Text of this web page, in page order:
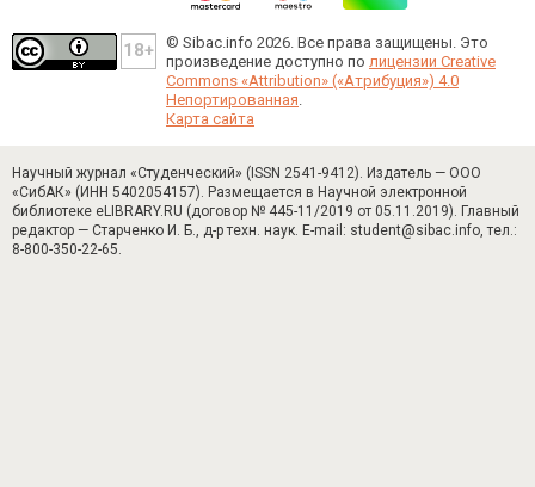
© Sibac.info 2026. Все права защищены. Это
произведение доступно по лицензии Creative
Commons «Attribution» («Атрибуция») 4.0
Непортированная
Карта сайта
Научный журнал «Студенческий» (ISSN 2541-9412). Издатель — ООО
«СибАК» (ИНН 5402054157). Размещается в Научной электронной
библиотеке eLIBRARY.RU (договор № 445-11/2019 от 05.11.2019). Главный
редактор — Старченко И. Б., д-р техн. наук. E-mail: student@sibac.info, тел.:
8-800-350-22-65.